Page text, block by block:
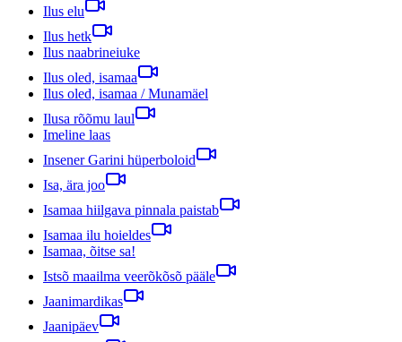
Ilus elu
Ilus hetk
Ilus naabrineiuke
Ilus oled, isamaa
Ilus oled, isamaa / Munamäel
Ilusa rõõmu laul
Imeline laas
Insener Garini hüperboloid
Isa, ära joo
Isamaa hiilgava pinnala paistab
Isamaa ilu hoieldes
Isamaa, õitse sa!
Istsõ maailma veerõkõsõ pääle
Jaanimardikas
Jaanipäev